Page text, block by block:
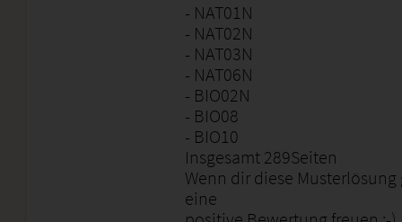
- NAT01N
- NAT02N
- NAT03N
- NAT06N
- BIO02N
- BIO08
- BIO10
Insgesamt 289Seiten
Wenn dir diese
eine